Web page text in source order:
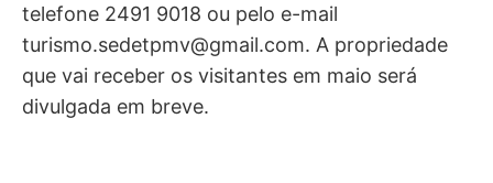
telefone 2491 9018 ou pelo e-mail
turismo.sedetpmv@gmail.com. A propriedade
que vai receber os visitantes em maio será
divulgada em breve.